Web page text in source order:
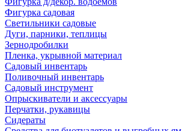
Фигурка садовая
Светильники садовые
Дуги, парники, теплицы
Зернодробилки
Пленка, укрывной материал
Садовый инвентарь
Поливочный инвентарь
Садовый инструмент
Опрыскиватели и аксессуары
Перчатки, рукавицы
Сидераты